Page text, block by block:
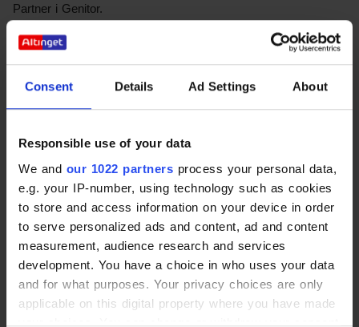
Consent Details Ad Settings About
Responsible use of your data
We and our 1022 partners process your personal data,
e.g. your IP-number, using technology such as cookies
to store and access information on your device in order
to serve personalized ads and content, ad and content
measurement, audience research and services
development. You have a choice in who uses your data
and for what purposes. Your privacy choices are only
applicable on this digital property where you have made
your choices. You can change or withdraw your consent
Partner i Genitor.
PS!Der forhandles nu om et nyt regeringsgrundlag. Det
må gerne forholde sig til talentkrisen. Hvis den offentlige
sektor stadig skal kunne tiltrække dygtige ledertalenter,
så konkurrere på?
Podcast - Hvem vil være leder?
Hvem vil være leder? - Altinget Jobsamtale | Acast
Podcast - Når ledergruppen ikke leverer
Når ledergrupper ikke leverer - Altinget Jobsamtale |
Acast